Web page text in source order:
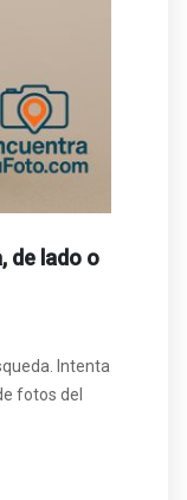
de lado o
Intenta
fotos del